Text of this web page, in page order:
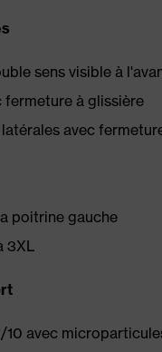
sens visible à
fermeture à glissière
avec
poitrine gauche
3XL
avec